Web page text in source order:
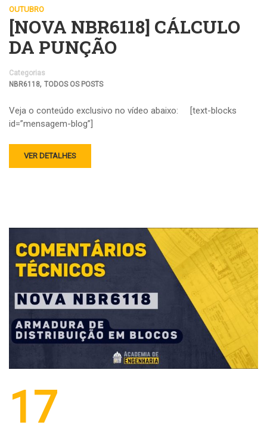
OUTUBRO
[NOVA NBR6118] CÁLCULO
DA PUNÇÃO
Categorias
NBR6118, TODOS OS POSTS
Veja o conteúdo exclusivo no vídeo abaixo: [text-blocks
id=”mensagem-blog”]
VER DETALHES
17